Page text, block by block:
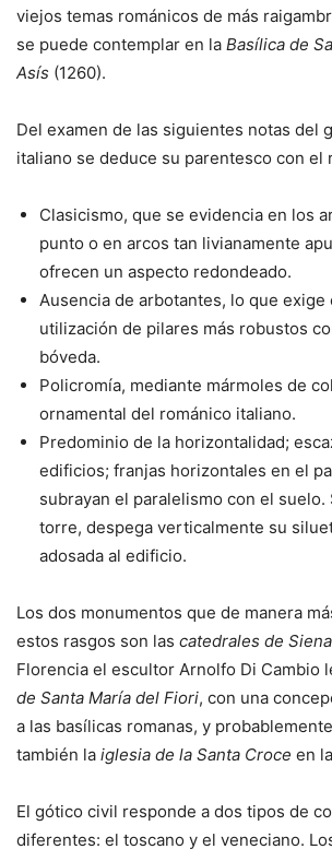
viejos temas románicos de más
se puede contemplar en la Basílica de
Asís (1260).
Del examen de las siguientes notas del
italiano se deduce su parentesco con el
Clasicismo, que se evidencia en los
punto o en arcos tan livianamente
ofrecen un aspecto redondeado.
Ausencia de arbotantes, lo que
utilización de pilares más robustos
bóveda.
Policromía, mediante mármoles de
ornamental del románico italiano.
Predominio de la horizontalidad;
edificios; franjas horizontales en el
subrayan el paralelismo con el suelo.
torre, despega verticalmente su
adosada al edificio.
Los dos monumentos que de manera
estos rasgos son las catedrales de Siena
Florencia el escultor Arnolfo Di Cambio
de Santa María del Fiori, con una
a las basílicas romanas, y
también la iglesia de la Santa Croce en
El gótico civil responde a dos tipos de
diferentes: el toscano y el veneciano.